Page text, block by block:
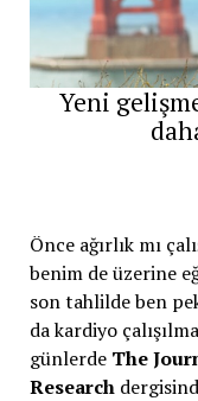
Yeni
Önce ağırlık mı
benim de üzerine
son tahlilde ben
da kardiyo
günlerde The
Research